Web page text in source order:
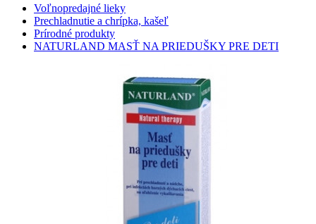
Voľnopredajné lieky
Prechladnutie a chrípka, kašeľ
Prírodné produkty
NATURLAND MASŤ NA PRIEDUŠKY PRE DETI